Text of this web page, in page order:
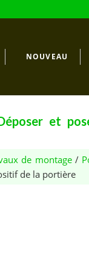
NOUVEAU
et
de montage/
de la portière